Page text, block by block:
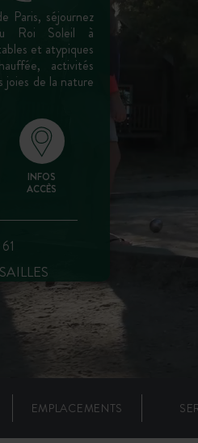
Paris, séjournez
Roi Soleil à
et atypiques
activités
joies de la nature
INFOS
ACCÈS
EMPLACEMENTS